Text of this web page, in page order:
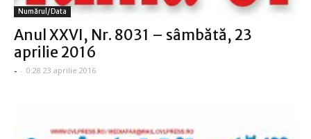
Numărul/data
Anul XXVI, Nr. 8031 – sâmbătă, 23
aprilie 2016
- - 0:28 23 aprilie 2016